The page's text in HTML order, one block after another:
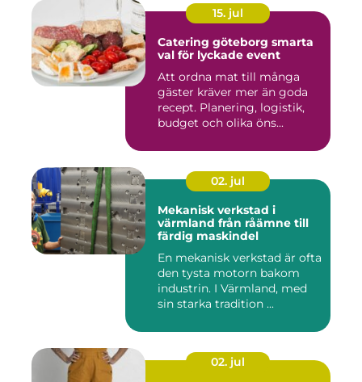
15. jul
Catering göteborg smarta
val för lyckade event
Att ordna mat till många
gäster kräver mer än goda
recept. Planering, logistik,
budget och olika öns...
02. jul
Mekanisk verkstad i
värmland från råämne till
färdig maskindel
En mekanisk verkstad är ofta
den tysta motorn bakom
industrin. I Värmland, med
sin starka tradition ...
02. jul